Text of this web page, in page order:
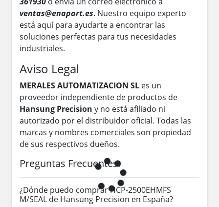
ventas@enapart.es. Nuestro equipo experto
está aquí para ayudarte a encontrar las
soluciones perfectas para tus necesidades
industriales.
Aviso Legal
MERALES AUTOMATIZACION SL es un
proveedor independiente de productos de
Hansung Precision y no está afiliado ni
autorizado por el distribuidor oficial. Todas las
marcas y nombres comerciales son propiedad
de sus respectivos dueños.
Preguntas Frecuentes:
¿Dónde puedo comprar HCP-2500EHMFS
M/SEAL de Hansung Precision en España?